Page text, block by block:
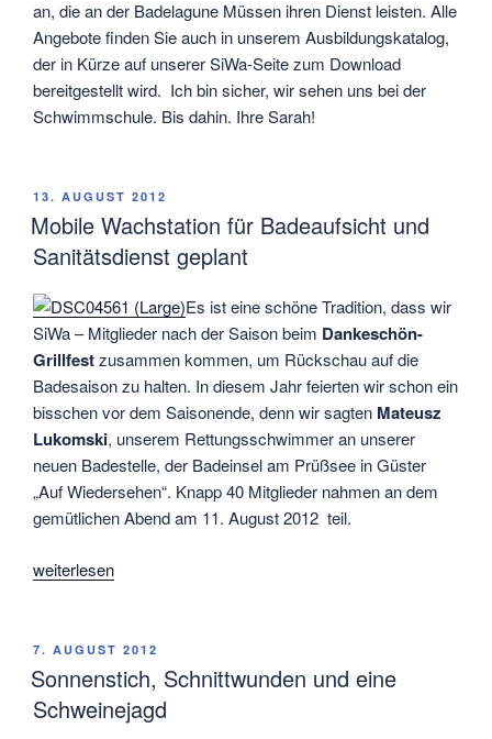
an, die an der Badelagune Müssen ihren Dienst leisten. Alle
Angebote finden Sie auch in unserem Ausbildungskatalog,
der in Kürze auf unserer SiWa-Seite zum Download
bereitgestellt wird. Ich bin sicher, wir sehen uns bei der
Schwimmschule. Bis dahin. Ihre Sarah!
VERÖFFENTLICHT
AM
13. AUGUST 2012
Mobile Wachstation für Badeaufsicht und
Sanitätsdienst geplant
Es ist eine schöne Tradition, dass wir
SiWa – Mitglieder nach der Saison beim Dankeschön-
Grillfestzusammen kommen, um Rückschau auf die
Badesaison zu halten. In diesem Jahr feierten wir schon ein
bisschen vor dem Saisonende, denn wir sagten Mateusz
Lukomski, unserem Rettungsschwimmer an unserer
neuen Badestelle, der Badeinsel am Prüßsee in Güster
„Auf Wiedersehen“. Knapp 40 Mitglieder nahmen an dem
gemütlichen Abend am 11. August 2012 teil.
„Mobile
Badeaufsicht
und
Sanitätsdienst
geplant“
weiterlesen
VERÖFFENTLICHT
AM
7. AUGUST 2012
Sonnenstich, Schnittwunden und eine
Schweinejagd